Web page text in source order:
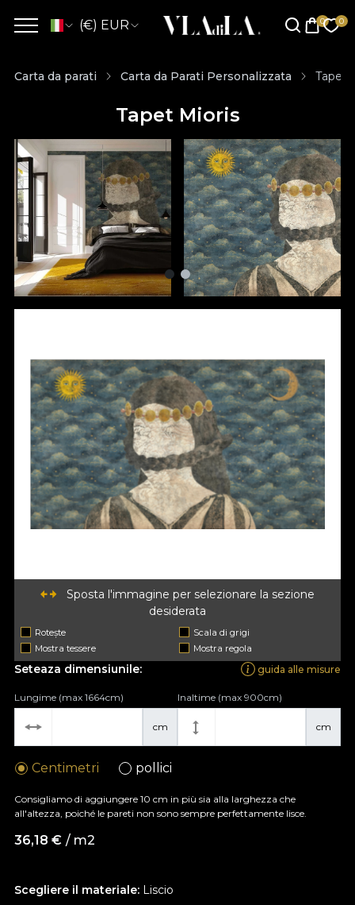
(€) EUR
Carta da parati Carta da Parati Personalizzata Tapet
Tapet Mioris
Sposta l'immagine per selezionare la sezione
desiderata
Rotește
Scala di grigi
Mostra tessere
Mostra regola
Scegliere il materiale: Liscio
Seteaza dimensiunile: guida alle misure
cm
Lungime (max 1664cm)
cm
Inaltime (max 900cm)
Centimetri pollici
Consigliamo di aggiungere 10 cm in più sia alla larghezza che
all'altezza, poiché le pareti non sono sempre perfettamente lisce.
36,18 € / m2